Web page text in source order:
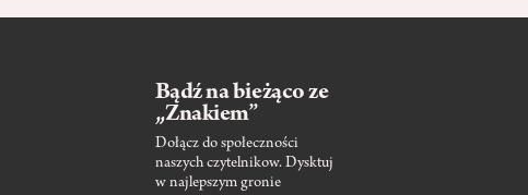
Bądź na bieżąco ze
„Znakiem”
Dołącz do społeczności
naszych czytelnikow. Dysktuj
w najlepszym gronie